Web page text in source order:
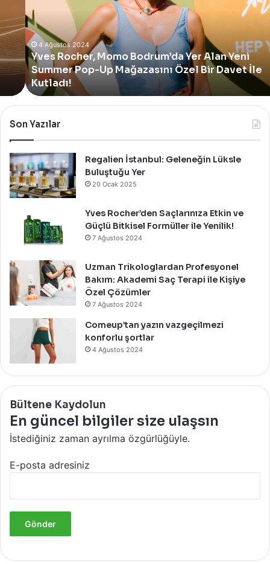
Bodrum’da
Yer
Alan
Yeni
Summer
Pop-
Mağazasını
Özel
Bir
Kutladı!
4 Ağustos 2024
Yves Rocher, Momo Bodrum’da Yer Alan Yeni
Summer Pop-Up Mağazasını Özel Bir Davet İle
Kutladı!
Son Yazılar
Regalien İstanbul: Geleneğin Lüksle
Buluştuğu Yer
20 Ocak 2025
Yves Rocher’den Saçlarınıza Etkin ve
Güçlü Bitkisel Formüller ile Yenilik!
7 Ağustos 2024
Uzman Trikologlardan Profesyonel
Bakım: Akademi Saç Terapi ile Kişiye
Özel Çözümler
7 Ağustos 2024
Comeup’tan yazın vazgeçilmezi
konforlu şortlar
4 Ağustos 2024
Bültene Kaydolun
En güncel bilgiler size ulaşsın
İstediğiniz zaman ayrılma özgürlüğüyle.
E-posta adresiniz